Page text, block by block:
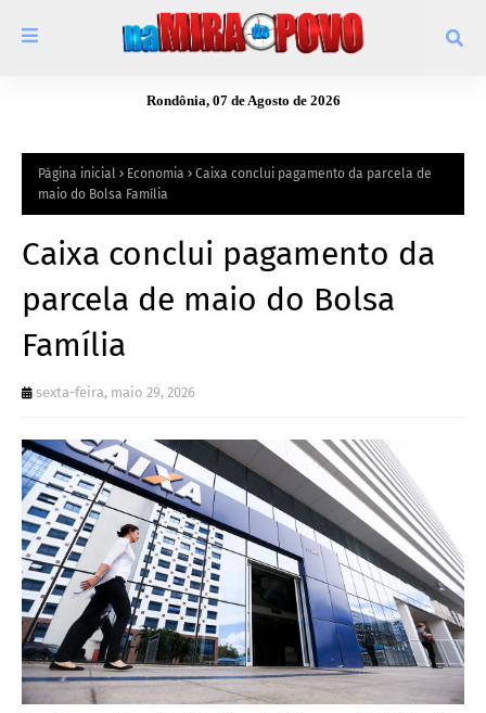
Rondônia, 07 de Agosto de 2026
Página inicial Economia
Caixa conclui pagamento da parcela de
maio do Bolsa Família
Caixa conclui pagamento da
parcela de maio do Bolsa
Família
sexta-feira, maio 29, 2026